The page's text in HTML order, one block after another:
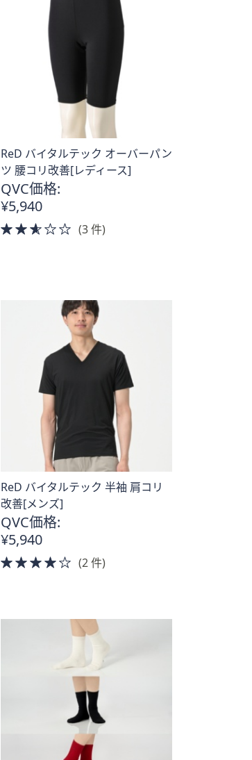
ReD バイタルテック オーバーパン
ツ 腰コリ改善[レディース]
QVC価格:
¥5,940
2.5
(3 件)
ReD バイタルテック 半袖 肩コリ
改善[メンズ]
QVC価格:
¥5,940
4.0
(2 件)